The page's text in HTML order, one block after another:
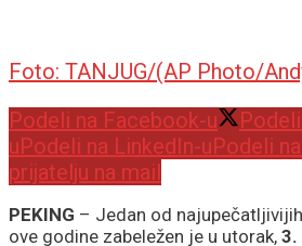
Foto: TANJUG/(AP Photo/
Podeli na Facebook-u
u Podeli na LinkedIn-u Podeli
prijatelju na mail
PEKING – Jedan od
ove godine zabeležen je u utorak, 3.